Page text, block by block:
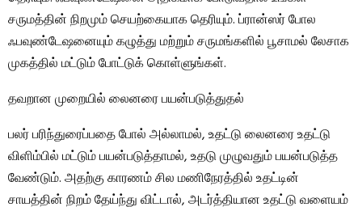
சருமத்தின் நிறமும் செயற்கையாக தெரியும். ப்ரான்ஸர் போல
ஃபவுண்டேஷனையும் கழுத்து மற்றும் சருமங்களில் பூசாமல் லேசாக
முகத்தில் மட்டும் போட்டுக் கொள்ளுங்கள்.
தவறான முறையில் லைனரை பயன்படுத்துதல்
பலர் பரிந்துரைப்பதை போல் அல்லாமல், உதட்டு லைனரை உதட்டு
விளிம்பில் மட்டும் பயன்படுத்தாமல், உதடு முழுவதும் பயன்படுத்த
வேண்டும். அதற்கு காரணம் சில மணிநேரத்தில் உதட்டின்
சாயத்தின் நிறம் தேய்ந்து விட்டால், அடர்த்தியான உதட்டு வளையம்